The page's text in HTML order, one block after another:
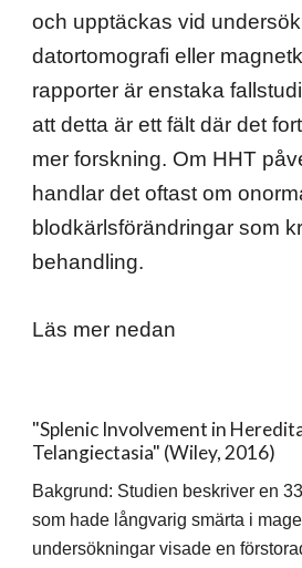
och upptäckas vid
datortomografi eller
rapporter är enstaka
att detta är ett fält där det
mer forskning. Om HHT
handlar det oftast om
blodkärlsförändringar som
behandling.
Läs mer nedan
"Splenic Involvement in
Telangiectasia" (Wiley, 2016)
Bakgrund: Studien beskriver en
som hade långvarig smärta i
undersökningar visade en